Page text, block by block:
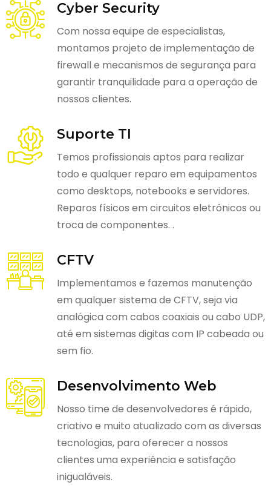
Cyber Security
Com nossa equipe de especialistas,
montamos projeto de implementação de
firewall e mecanismos de segurança para
garantir tranquilidade para a operação de
nossos clientes.
Suporte TI
Temos profissionais aptos para realizar
todo e qualquer reparo em equipamentos
como desktops, notebooks e servidores.
Reparos físicos em circuitos eletrônicos ou
troca de componentes. .
CFTV
Implementamos e fazemos manutenção
em qualquer sistema de CFTV, seja via
analógica com cabos coaxiais ou cabo UDP,
até em sistemas digitas com IP cabeada ou
sem fio.
Desenvolvimento Web
Nosso time de desenvolvedores é rápido,
criativo e muito atualizado com as diversas
tecnologias, para oferecer a nossos
clientes uma experiência e satisfação
inigualáveis.